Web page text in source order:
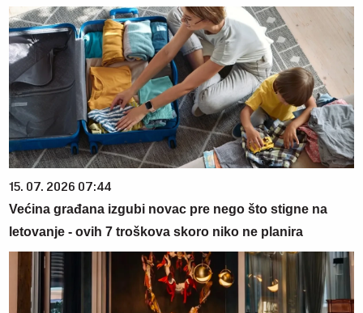
15. 07. 2026 07:44
Većina građana izgubi novac pre nego što stigne na
letovanje - ovih 7 troškova skoro niko ne planira